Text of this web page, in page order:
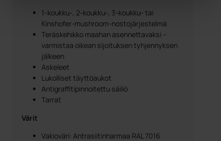
1-koukku-, 2-koukku-, 3-koukku- tai
Kinshofer-mushroom-nostojärjestelmä
Teräskehikko maahan asennettavaksi –
varmistaa oikean sijoituksen tyhjennyksen
jälkeen
Askeleet
Lukolliset täyttöaukot
Antigraffitipinnoitettu säiliö
Tarrat
Värit
Vakioväri: Antrasiitinharmaa RAL 7016